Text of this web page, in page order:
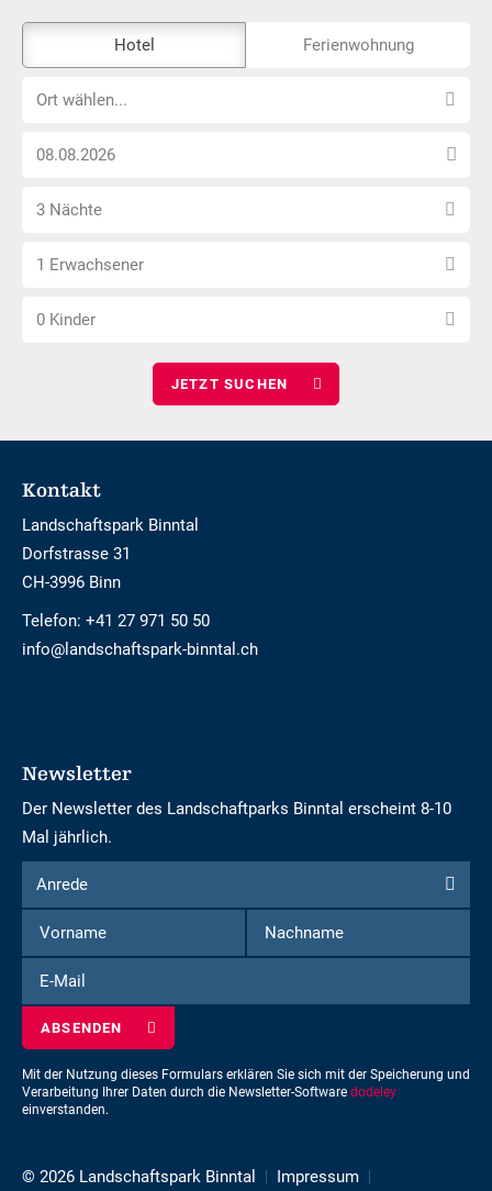
Externe-
Buchungstool
nicht
Hotel Ferienwohnung
OrtOrt wählen...
Anreise
wählen
Anzahl
wählen
3 Nächte
Anzahl
wählen
1 Erwachsener
Anzahl
0 Kinder
Footer
Kontakt
Landschaftspark Binntal
Dorfstrasse 31
CH-3996 Binn
Telefon: +41 27 971 50 50
info@landschaftspark-binntal.ch
Newsletter
Der Newsletter des Landschaftparks Binntal erscheint 8-10
Mal jährlich.
Formular
um
sich
für
den
einzuschreiben
Anrede
Anrede
Vorname
Nachname
Mail
Mit der Nutzung dieses Formulars erklären Sie sich mit der Speicherung und
Verarbeitung Ihrer Daten durch die Newsletter-Software dodeley
einverstanden.
© 2026 Landschaftspark Binntal Impressum